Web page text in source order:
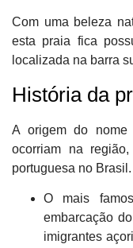
Com uma beleza
esta praia fica
localizada na barra
História da
A origem do
ocorriam na
portuguesa no Brasil.
O mais
embarcação
imigrantes